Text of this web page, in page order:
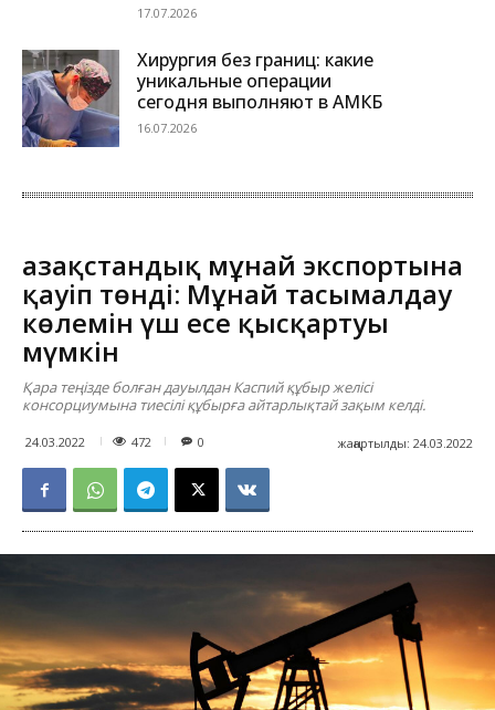
17.07.2026
Хирургия без границ: какие
уникальные операции
сегодня выполняют в АМКБ
16.07.2026